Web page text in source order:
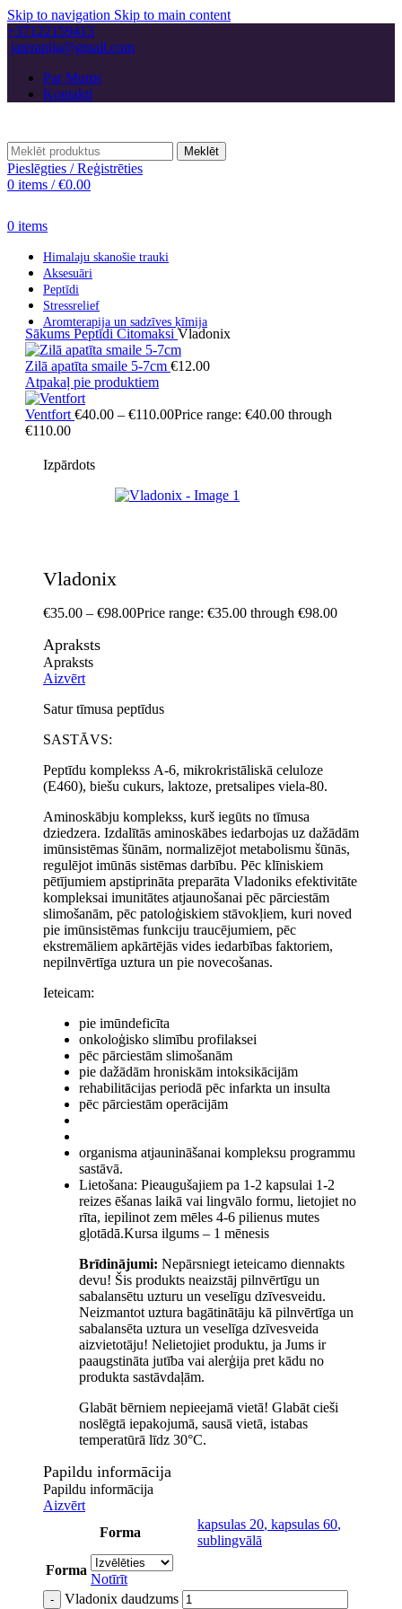
Skip to navigation Skip to main content
+37122159413
jaterapija@gmail.com
Par Mums
Kontakti
Meklēt
Pieslēgties / Reģistrēties
0 items / €0.00
0 items
Himalaju skanošie trauki
Aksesuāri
Peptīdi
Stressrelief
Aromterapija un sadzīves ķīmija
Sākums Peptīdi CitomaksiVladonix
Zilā apatīta smaile 5-7cm €12.00
Atpakaļ pie produktiem
Ventfort €40.00 – €110.00Price range: €40.00 through
€110.00
Izpārdots
Vladonix
€35.00 – €98.00Price range: €35.00 through €98.00
Apraksts
Apraksts
Aizvērt
Satur tīmusa peptīdus
SASTĀVS:
Peptīdu komplekss А-6, mikrokristāliskā celuloze
(Е460), biešu cukurs, laktoze, pretsalipes viela-80.
Aminoskābju komplekss, kurš iegūts no tīmusa
dziedzera. Izdalītās aminoskābes iedarbojas uz dažādām
imūnsistēmas šūnām, normalizējot metabolismu šūnās,
regulējot imūnās sistēmas darbību. Pēc klīniskiem
pētījumiem apstiprināta preparāta Vladoniks efektivitāte
kompleksai imunitātes atjaunošanai pēc pārciestām
slimošanām, pēc patoloģiskiem stāvokļiem, kuri noved
pie imūnsistēmas funkciju traucējumiem, pēc
ekstremāliem apkārtējās vides iedarbības faktoriem,
nepilnvērtīga uztura un pie novecošanas.
Ieteicam:
pie imūndeficīta
onkoloģisko slimību profilaksei
pēc pārciestām slimošanām
pie dažādām hroniskām intoksikācijām
rehabilitācijas periodā pēc infarkta un insulta
pēc pārciestām operācijām
organisma atjaunināšanai kompleksu programmu
sastāvā.
Lietošana: Pieaugušajiem pa 1-2 kapsulai 1-2
reizes ēšanas laikā vai lingvālo formu, lietojiet no
rīta, iepilinot zem mēles 4-6 pilienus mutes
gļotādā.Kursa ilgums – 1 mēnesis
Brīdinājumi: Nepārsniegt ieteicamo diennakts
devu! Šis produkts neaizstāj pilnvērtīgu un
sabalansētu uzturu un veselīgu dzīvesveidu.
Neizmantot uztura bagātinātāju kā pilnvērtīga un
sabalansēta uztura un veselīga dzīvesveida
aizvietotāju! Nelietojiet produktu, ja Jums ir
paaugstināta jutība vai alerģija pret kādu no
produkta sastāvdaļām.
Glabāt bērniem nepieejamā vietā! Glabāt cieši
noslēgtā iepakojumā, sausā vietā, istabas
temperatūrā līdz 30°C.
Papildu informācija
Papildu informācija
Aizvērt
Forma
kapsulas 20, kapsulas 60,
sublingvālā
Forma
Notīrīt
Vladonix daudzums